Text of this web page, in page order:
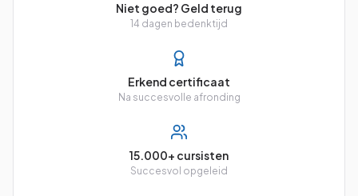
Niet goed? Geld terug
14 dagen bedenktijd
Erkend certificaat
Na succesvolle afronding
15.000+ cursisten
Succesvol opgeleid